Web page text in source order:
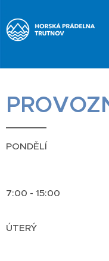
PONDĚLÍ
7:00 - 15:00
ÚTERÝ